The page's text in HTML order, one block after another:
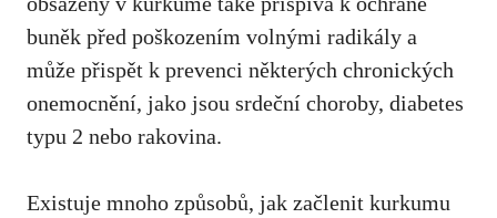
buněk před poškozením volnými radikály a
⁤může přispět k prevenci některých chronických
onemocnění, jako jsou ⁣srdeční‍ choroby, diabetes
typu⁣ 2 nebo rakovina.
Existuje mnoho způsobů, jak začlenit kurkumu